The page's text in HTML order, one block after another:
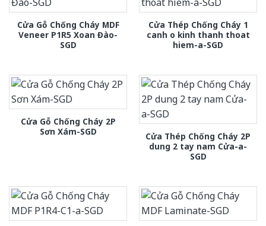
Cửa Gỗ Chống Cháy MDF
Veneer P1R5 Xoan Đào-
SGD
Cửa Thép Chống Cháy 1
canh o kinh thanh thoat
hiem-a-SGD
Cửa Gỗ Chống Cháy 2P
Sơn Xám-SGD
Cửa Thép Chống Cháy 2P
dung 2 tay nam Cửa-a-
SGD